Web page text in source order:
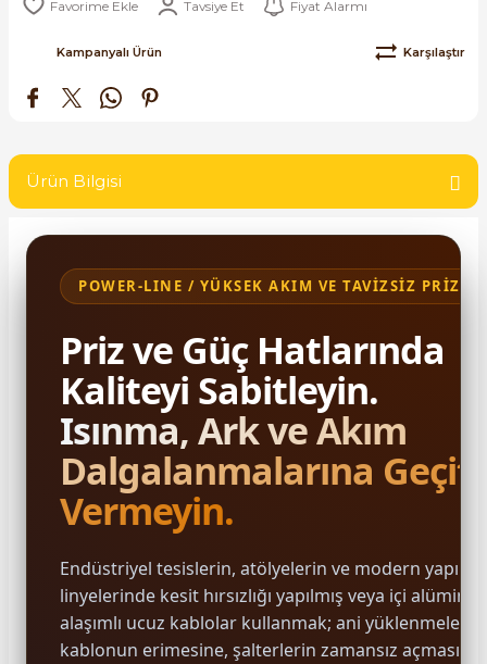
- UPS
Kesiciler
Yol Vericiler
Pako Şalterler
SIMATIC SAFETY
SIMOTION Hareket Kontrol Üniteleri
WinCC Unified Runtime Yazılımları
Tavsiye Et Fiyat Alarmı
Kampanyalı Ürün Karşılaştır
Ürün Bilgisi
POWER-LINE / YÜKSEK AKIM VE TAVİZSİZ PRİZ
Priz ve Güç Hatlarında
Kaliteyi Sabitleyin.
Isınma, Ark ve Akım
Dalgalanmalarına Geçit
Vermeyin.
Endüstriyel tesislerin, atölyelerin ve modern
linyelerinde kesit hırsızlığı yapılmış veya içi
alaşımlı ucuz kablolar kullanmak; ani yüklenmelerde
kablonun erimesine, şalterlerin zamansız açmasına